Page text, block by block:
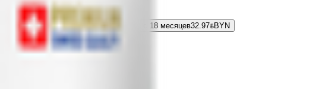
Смесь сухая молочная «NAN» 4 Optipro с 18 месяцев32.97BYNBYN